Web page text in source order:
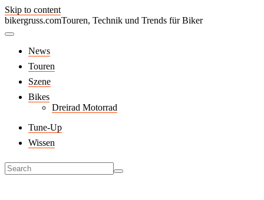
Skip to content
bikergruss.comTouren, Technik und Trends für Biker
News
Touren
Szene
Bikes
Dreirad Motorrad
Tune-Up
Wissen